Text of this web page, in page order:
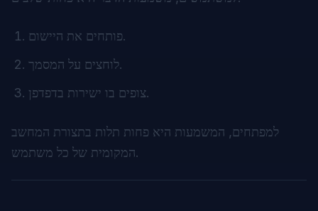
פותחים את היישום.
לוחצים על המסמך.
צופים בו ישירות בדפדפן.
למפתחים, המשמעות היא פחות תלות בתצורת המחשב
המקומית של כל משתמש.